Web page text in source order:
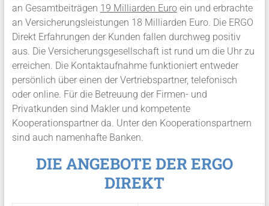
an Gesamtbeiträgen 19 Milliarden Euroein und erbrachte
an Versicherungsleistungen 18 Milliarden Euro. Die ERGO
Direkt Erfahrungen der Kunden fallen durchweg positiv
aus. Die Versicherungsgesellschaft ist rund um die Uhr zu
erreichen. Die Kontaktaufnahme funktioniert entweder
persönlich über einen der Vertriebspartner, telefonisch
oder online. Für die Betreuung der Firmen- und
Privatkunden sind Makler und kompetente
Kooperationspartner da. Unter den Kooperationspartnern
sind auch namenhafte Banken.
DIE ANGEBOTE DER ERGO
DIREKT